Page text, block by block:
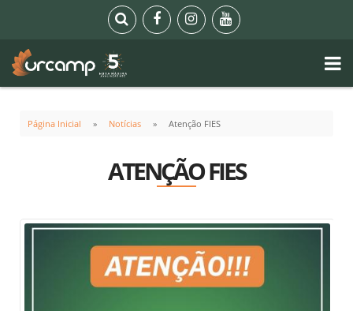
Página Inicial Notícias Atenção FIES
ATENÇÃO FIES